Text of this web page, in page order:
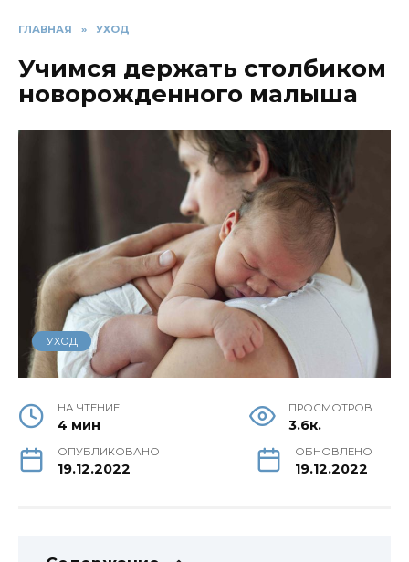
ГЛАВНАЯ » УХОД
Учимся держать столбиком
новорожденного малыша
УХОД
НА ЧТЕНИЕ
4 мин
ПРОСМОТРОВ
3.6к.
ОПУБЛИКОВАНО
19.12.2022
ОБНОВЛЕНО
19.12.2022